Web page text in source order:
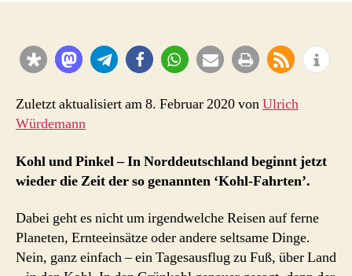
Zuletzt aktualisiert am 8. Februar 2020 vonUlrich
Würdemann
Kohl und Pinkel – In Norddeutschland beginnt jetzt
wieder die Zeit der so genannten ‘Kohl-Fahrten’.
Dabei geht es nicht um irgendwelche Reisen auf ferne
Planeten, Ernteeinsätze oder andere seltsame Dinge.
Nein, ganz einfach – ein Tagesausflug zu Fuß, über Land